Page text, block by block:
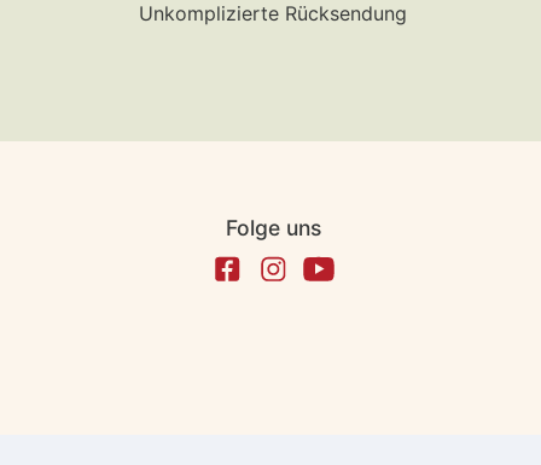
Unkomplizierte Rücksendung
Folge uns